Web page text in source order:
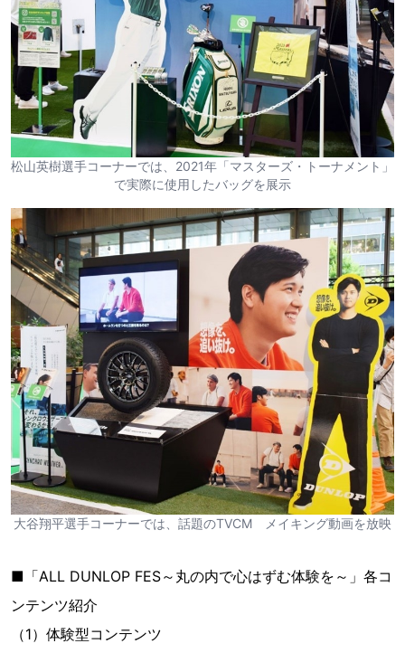
松山英樹選手コーナーでは、2021年「マスターズ・トーナメント」
で実際に使用したバッグを展示
大谷翔平選手コーナーでは、話題のTVCM メイキング動画を放映
■「ALL DUNLOP FES～丸の内で心はずむ体験を～」各コ
ンテンツ紹介
（1）体験型コンテンツ